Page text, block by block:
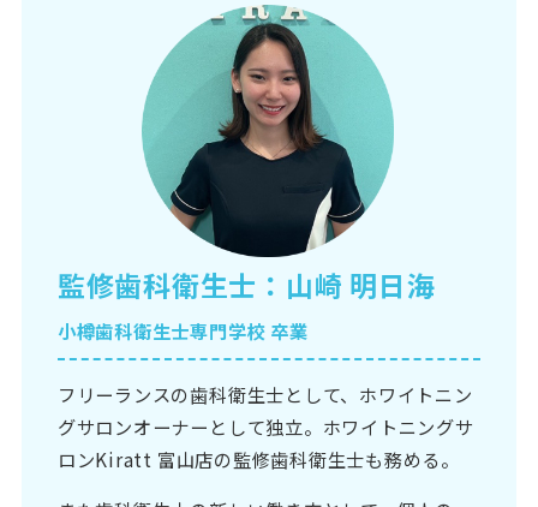
監修歯科衛生士：山崎 明日海
小樽歯科衛生士専門学校 卒業
フリーランスの歯科衛生士として、ホワイトニン
グサロンオーナーとして独立。ホワイトニングサ
ロンKiratt 富山店の監修歯科衛生士も務める。